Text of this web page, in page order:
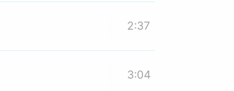
2:37
3:04